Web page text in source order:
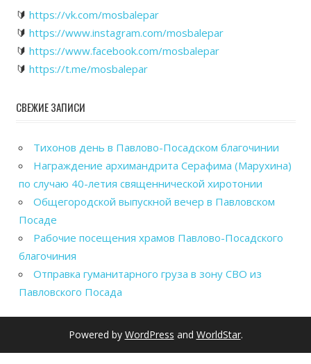
🔰 https://vk.com/mosbalepar
🔰 https://www.instagram.com/mosbalepar
🔰 https://www.facebook.com/mosbalepar
🔰 https://t.me/mosbalepar
СВЕЖИЕ ЗАПИСИ
Тихонов день в Павлово-Посадском благочинии
Награждение архимандрита Серафима (Марухина)
по случаю 40-летия священнической хиротонии
Общегородской выпускной вечер в Павловском
Посаде
Рабочие посещения храмов Павлово-Посадского
благочиния
Отправка гуманитарного груза в зону СВО из
Павловского Посада
Powered by WordPress and WorldStar.